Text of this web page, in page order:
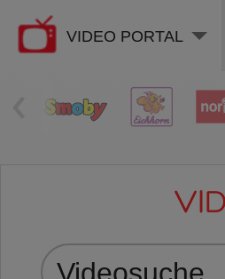
VIDEO PORTAL